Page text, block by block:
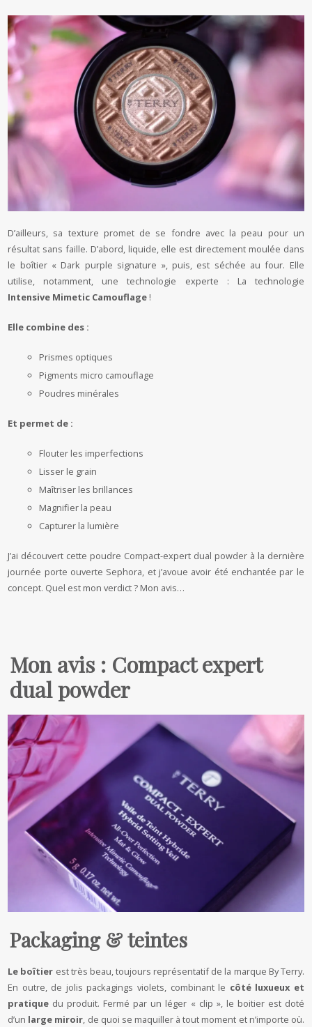
D’ailleurs, sa texture promet de se fondre avec la peau pour un
résultat sans faille. D’abord, liquide, elle est directement moulée dans
le boîtier « Dark purple signature », puis, est séchée au four. Elle
utilise, notamment, une technologie experte : La technologie
Intensive Mimetic Camouflage !
Elle combine des :
Prismes optiques
Pigments micro camouflage
Poudres minérales
Et permet de :
Flouter les imperfections
Lisser le grain
Maîtriser les brillances
Magnifier la peau
Capturer la lumière
J’ai découvert cette poudre Compact-expert dual powder à la dernière
journée porte ouverte Sephora, et j’avoue avoir été enchantée par le
concept. Quel est mon verdict ? Mon avis…
Mon avis : Compact expert
dual powder
Packaging & teintes
Le boîtier est très beau, toujours représentatif de la marque By Terry.
En outre, de jolis packagings violets, combinant le côté luxueux et
pratique du produit. Fermé par un léger « clip », le boitier est doté
d’un large miroir, de quoi se maquiller à tout moment et n’importe où.